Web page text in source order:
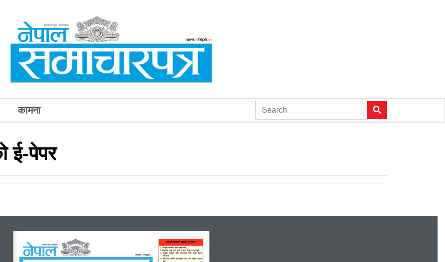
कामना
ई-पेपर